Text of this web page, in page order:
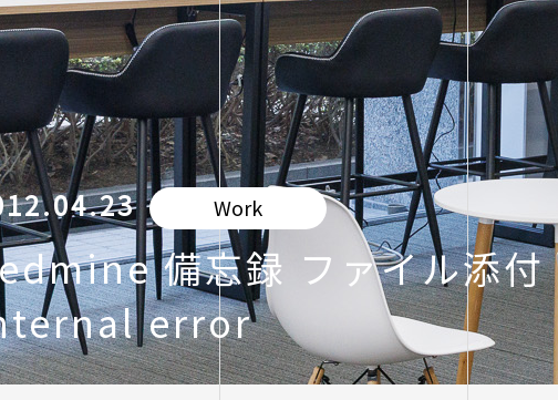
Work
備忘録 ファイル添付
error